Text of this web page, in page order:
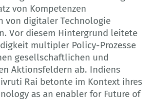
von Kompetenzen
von digitaler Technologie
Vor diesem Hintergrund leitete
multipler Policy-Prozesse
gesellschaftlichen und
Aktionsfeldern ab. Indiens
Rai betonte im Kontext ihres
as an enabler for Future of